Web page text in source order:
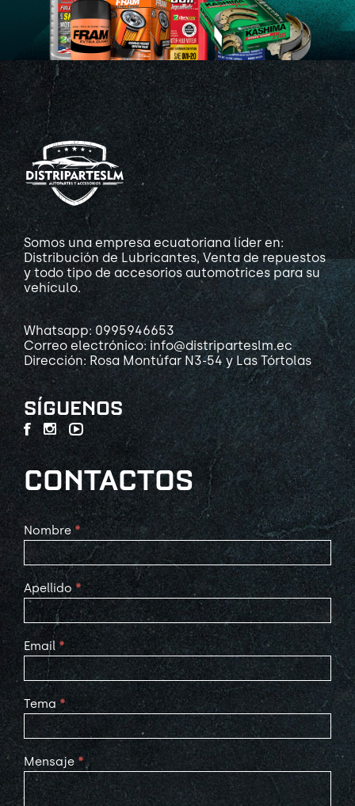
Somos una empresa ecuatoriana líder en:
Distribución de Lubricantes, Venta de repuestos
y todo tipo de accesorios automotrices para su
vehículo.
Whatsapp: 0995946653
Correo electrónico: info@distriparteslm.ec
Dirección: Rosa Montúfar N3-54 y Las Tórtolas
SÍGUENOS
CONTACTOS
Contact
Us
Nombre *
Apellido *
Email *
Tema *
Mensaje *